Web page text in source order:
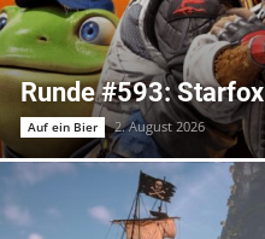
Runde #593: Starfox
Auf ein Bier 2. August 2026